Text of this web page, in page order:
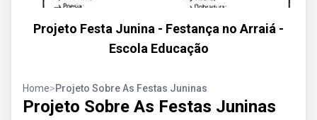
Projeto Festa Junina - Festança no Arraiá -
Escola Educação
Home>Projeto Sobre As Festas Juninas
Projeto Sobre As Festas Juninas